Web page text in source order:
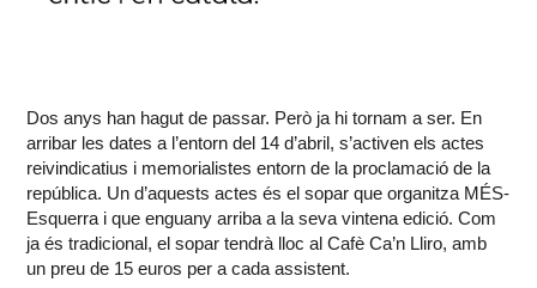
Dos anys han hagut de passar. Però ja hi tornam a ser. En
arribar les dates a l’entorn del 14 d’abril, s’activen els actes
reivindicatius i memorialistes entorn de la proclamació de la
república. Un d’aquests actes és el sopar que organitza MÉS-
Esquerra i que enguany arriba a la seva vintena edició. Com
ja és tradicional, el sopar tendrà lloc al Cafè Ca’n Lliro, amb
un preu de 15 euros per a cada assistent.